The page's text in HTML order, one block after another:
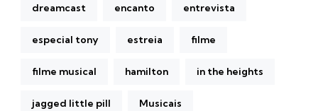
dreamcast encanto entrevista
especial tony estreia filme
filme musical hamilton in the heights
jagged little pill Musicais